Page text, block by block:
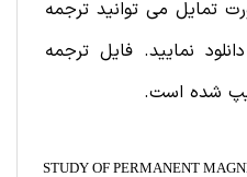
تمایل می توانید ترجمه
نمایید. فایل ترجمه
STUDY OF PERMANENT